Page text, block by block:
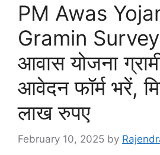
PM Awas
Gramin
आवास योजना
आवेदन फॉर्म भरें,
लाख रुपए
February 10, 2025 by